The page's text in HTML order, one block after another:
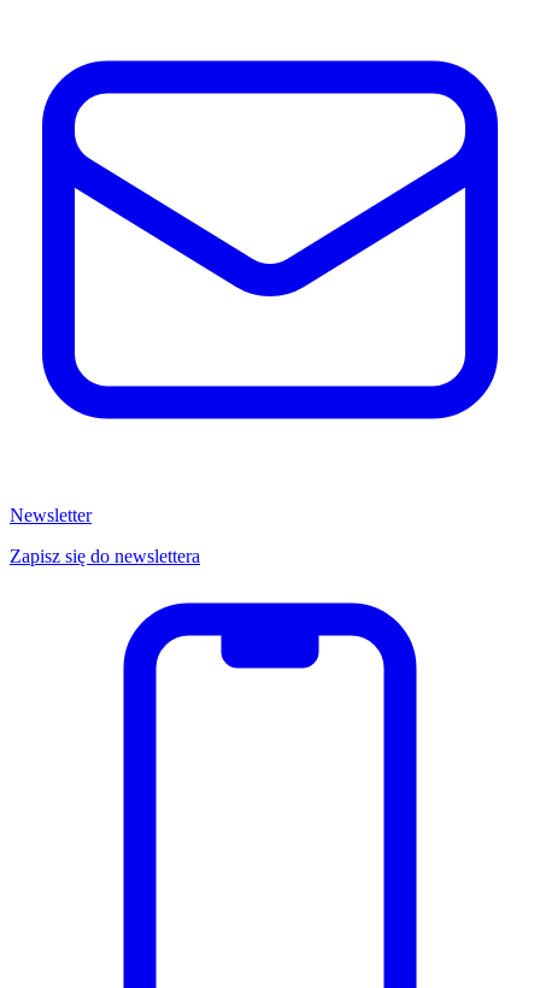
Newsletter
Zapisz się do newslettera